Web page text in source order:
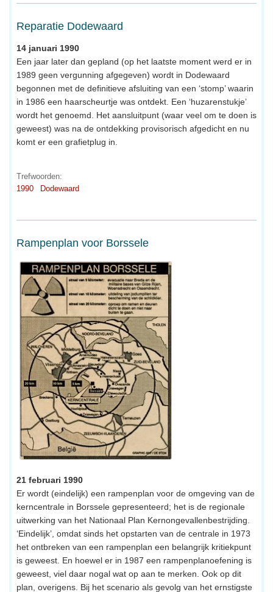
Reparatie Dodewaard
14 januari 1990
Een jaar later dan gepland (op het laatste moment werd er in
1989 geen vergunning afgegeven) wordt in Dodewaard
begonnen met de definitieve afsluiting van een ‘stomp’ waarin
in 1986 een haarscheurtje was ontdekt. Een ‘huzarenstukje’
wordt het genoemd. Het aansluitpunt (waar veel om te doen is
geweest) was na de ontdekking provisorisch afgedicht en nu
komt er een grafietplug in.
Trefwoorden:
1990
Dodewaard
Rampenplan voor Borssele
21 februari 1990
Er wordt (eindelijk) een rampenplan voor de omgeving van de
kerncentrale in Borssele gepresenteerd; het is de regionale
uitwerking van het Nationaal Plan Kernongevallenbestrijding.
‘Eindelijk’, omdat sinds het opstarten van de centrale in 1973
het ontbreken van een rampenplan een belangrijk kritiekpunt
is geweest. En hoewel er in 1987 een rampenplanoefening is
geweest, viel daar nogal wat op aan te merken. Ook op dit
plan, overigens. Bij het scenario als gevolg van het ernstigste